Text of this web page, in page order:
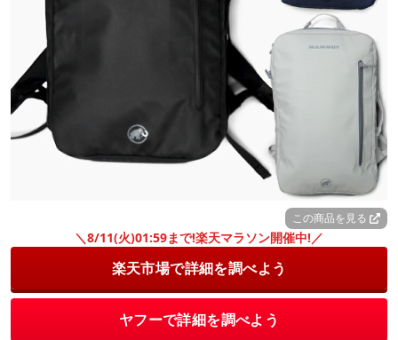
この商品を見る
＼8/11(火)01:59まで!楽天マラソン開催中!／
楽天市場で詳細を調べよう
ヤフーで詳細を調べよう